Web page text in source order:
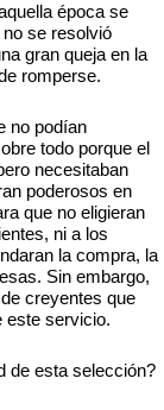
época se
se resolvió
gran queja en la
romperse.
no podían
todo porque el
necesitaban
poderosos en
que no eligieran
ni a los
la compra, la
Sin embargo,
creyentes que
este servicio.
de esta selección?